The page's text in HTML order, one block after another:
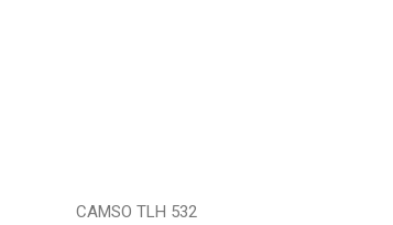
CAMSO TLH 532